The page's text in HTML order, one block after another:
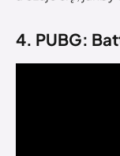
4. PUBG: